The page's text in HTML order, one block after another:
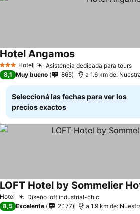
3 Estrellas
Hotel Asistencia dedicada para tours
Hotel Angamos
8,1 Muy bueno 865
Seleccioná las fechas para ver los
precios exactos
Hotel Diseño loft industrial-chic
LOFT Hotel by Sommelier
8,5 Excelente 2.177